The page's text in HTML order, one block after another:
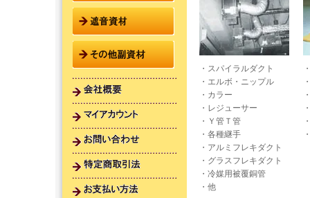
・スパイラルダクト
・エルボ・ニップル
・カラー
・レジューサー
・Ｙ管Ｔ管
・各種継手
・アルミフレキダクト
・グラスフレキダクト
・冷媒用被覆銅管
・他